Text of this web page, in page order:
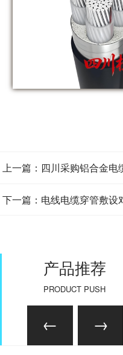
上一篇：四川采购铝合金
下一篇：电线电缆穿管敷
产品推荐
PRODUCT PUSH